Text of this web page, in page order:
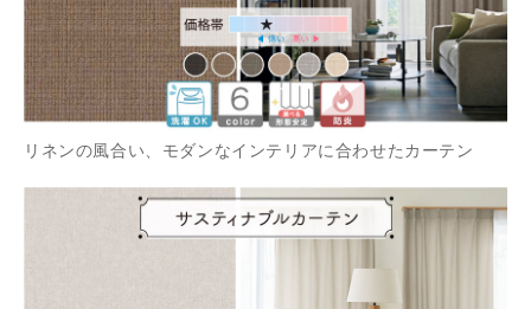
リネンの風合い、モダンなインテリアに合わせたカーテン